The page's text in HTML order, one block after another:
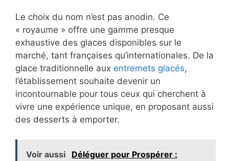
Le choix du nom n’est pas anodin. Ce
« royaume » offre une gamme presque
exhaustive des glaces disponibles sur le
marché, tant françaises qu’internationales. De la
glace traditionnelle aux entremets glacés,
l’établissement souhaite devenir un
incontournable pour tous ceux qui cherchent à
vivre une expérience unique, en proposant aussi
des desserts à emporter.
Voir aussi
Déléguer pour Prospérer :